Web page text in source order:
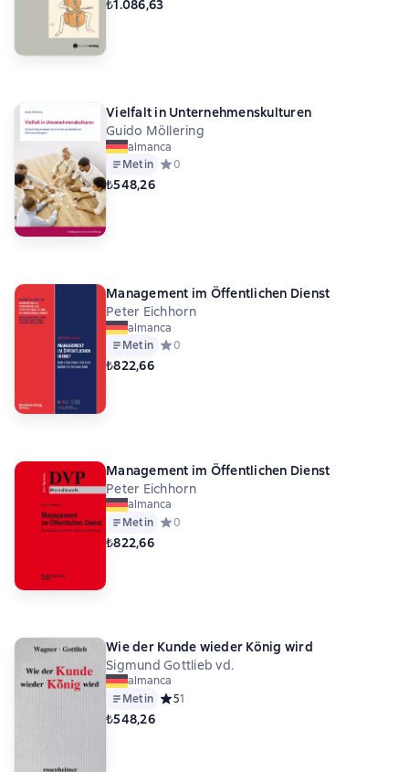
₺1.086,63
Vielfalt in Unternehmenskulturen
Guido Möllering
almanca
Metin Средний рейтинг 0 на основе 0 оценок
0
₺548,26
Management im Öffentlichen Dienst
Peter Eichhorn
almanca
Metin Средний рейтинг 0 на основе 0 оценок
0
₺822,66
Management im Öffentlichen Dienst
Peter Eichhorn
almanca
Metin Средний рейтинг 0 на основе 0 оценок
0
₺822,66
Wie der Kunde wieder König wird
Sigmund Gottlieb vd.
almanca
Metin Средний рейтинг 5 на основе 1 оценок
51
₺548,26